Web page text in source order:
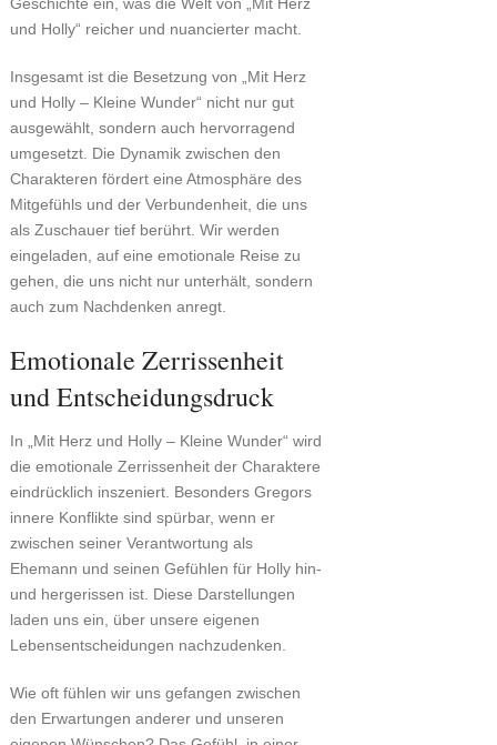
und Holly“ reicher und nuancierter macht.
Insgesamt ist die Besetzung von „Mit Herz
und Holly – Kleine Wunder“ nicht nur gut
ausgewählt, sondern auch hervorragend
umgesetzt. Die Dynamik zwischen den
Charakteren fördert eine Atmosphäre des
Mitgefühls und der Verbundenheit, die uns
als Zuschauer tief berührt. Wir werden
eingeladen, auf eine emotionale Reise zu
gehen, die uns nicht nur unterhält, sondern
auch zum Nachdenken anregt.
Emotionale Zerrissenheit
und Entscheidungsdruck
In „Mit Herz und Holly – Kleine Wunder“ wird
die emotionale Zerrissenheit der Charaktere
eindrücklich inszeniert. Besonders Gregors
innere Konflikte sind spürbar, wenn er
zwischen seiner Verantwortung als
Ehemann und seinen Gefühlen für Holly hin-
und hergerissen ist. Diese Darstellungen
laden uns ein, über unsere eigenen
Lebensentscheidungen nachzudenken.
Wie oft fühlen wir uns gefangen zwischen
den Erwartungen anderer und unseren